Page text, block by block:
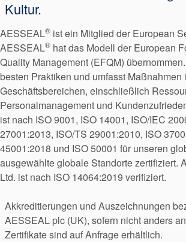
Kultur.
AESSEAL® ist ein Mitglied der European
AESSEAL® hat das Modell der European
Quality Management (EFQM)
besten Praktiken und umfasst
Geschäftsbereichen, einschließlich
Personalmanagement und
ist nach ISO 9001, ISO 14001, ISO/IEC
27001:2013, ISO/TS 29001:2010, ISO
45001:2018 und ISO 50001 für unseren
ausgewählte globale Standorte zertifiziert.
Ltd. ist nach ISO 14064:2019 verifiziert.
Akkreditierungen und Auszeichnungen
AESSEAL plc (UK), sofern nicht anders
Zertifikate sind auf Anfrage erhältlich.